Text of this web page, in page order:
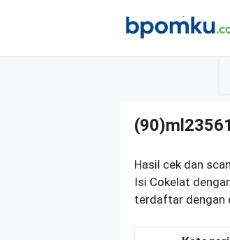
Hasil cek dan
Isi Cokelat
terdaftar dengan